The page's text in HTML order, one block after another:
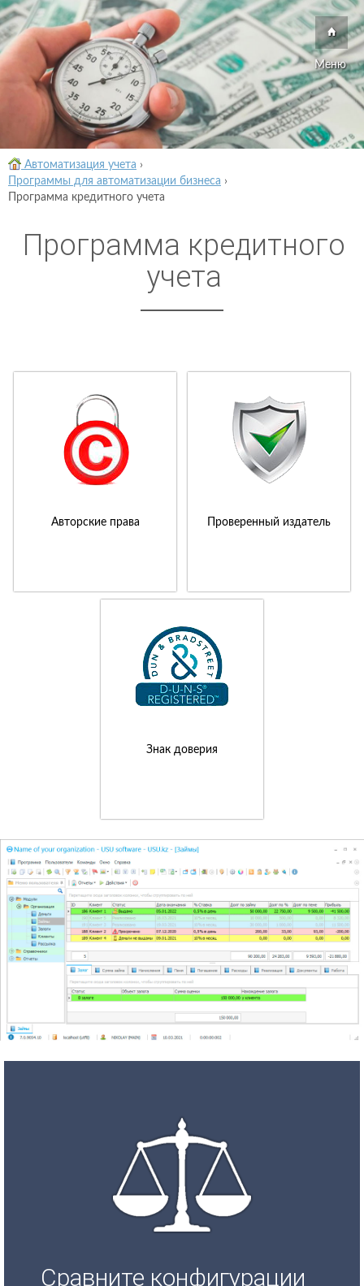
Меню
Автоматизация учета ›
Программы для автоматизации бизнеса ›
Программа кредитного учета
Программа кредитного
учета
Авторские права Проверенный издатель
Знак доверия
Сравните конфигурации